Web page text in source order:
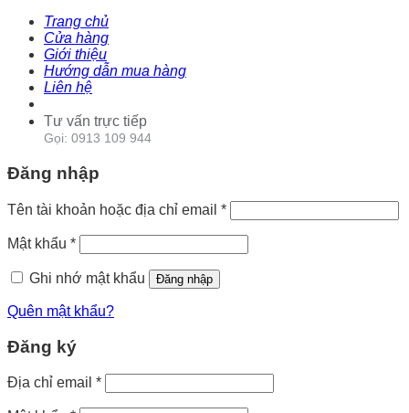
Trang chủ
Cửa hàng
Giới thiệu
Hướng dẫn mua hàng
Liên hệ
Tư vấn trực tiếp
Gọi: 0913 109 944
Đăng nhập
Tên tài khoản hoặc địa chỉ email *
Mật khẩu *
Ghi nhớ mật khẩu Đăng nhập
Quên mật khẩu?
Đăng ký
Địa chỉ email *